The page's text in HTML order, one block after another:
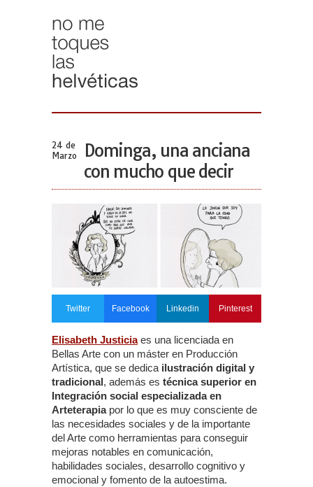
24 de
Marzo
Dominga, una anciana
con mucho que decir
Twitter Facebook Linkedin Pinterest
Elisabeth Justiciaes una licenciada en
Bellas Arte con un máster en Producción
Artística, que se dedica ilustración digital y
tradicional, además es técnica superior en
Integración social especializada en
Arteterapiapor lo que es muy consciente de
las necesidades sociales y de la importante
del Arte como herramientas para conseguir
mejoras notables en comunicación,
habilidades sociales, desarrollo cognitivo y
emocional y fomento de la autoestima.